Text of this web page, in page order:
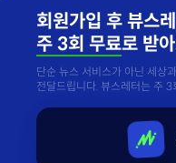
회원가입 후 뷰스
주 3회 무료로 받
단순 뉴스 서비스가 아닌 세상
전달드립니다. 뷰스레터는 주